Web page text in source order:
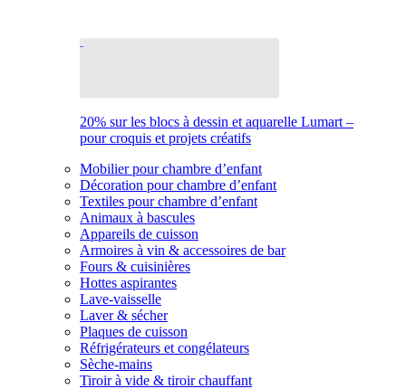
20% sur les blocs à dessin et aquarelle Lumart –
pour croquis et projets créatifs
Mobilier pour chambre d’enfant
Décoration pour chambre d’enfant
Textiles pour chambre d’enfant
Animaux à bascules
Appareils de cuisson
Armoires à vin & accessoires de bar
Fours & cuisinières
Hottes aspirantes
Lave-vaisselle
Laver & sécher
Plaques de cuisson
Réfrigérateurs et congélateurs
Sèche-mains
Tiroir à vide & tiroir chauffant